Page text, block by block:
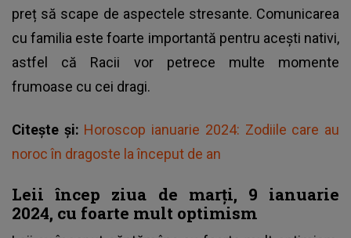
preț să scape de aspectele stresante. Comunicarea
cu familia este foarte importantă pentru acești nativi,
astfel că Racii vor petrece multe momente
frumoase cu cei dragi.
Citește și: Horoscop ianuarie 2024: Zodiile care au
noroc în dragoste la început de an
Leii încep ziua de marți, 9 ianuarie
2024, cu foarte mult optimism